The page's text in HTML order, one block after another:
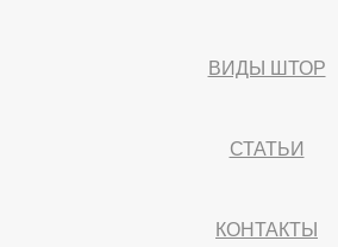
ВИДЫ ШТОР
СТАТЬИ
КОНТАКТЫ